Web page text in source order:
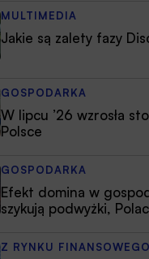
MULTIMEDIA
Jakie są zalety fazy
GOSPODARKA
W lipcu ’26 wzrosła
Polsce
GOSPODARKA
Efekt domina w
szykują podwyżki,
Z RYNKU FINANSOWEGO